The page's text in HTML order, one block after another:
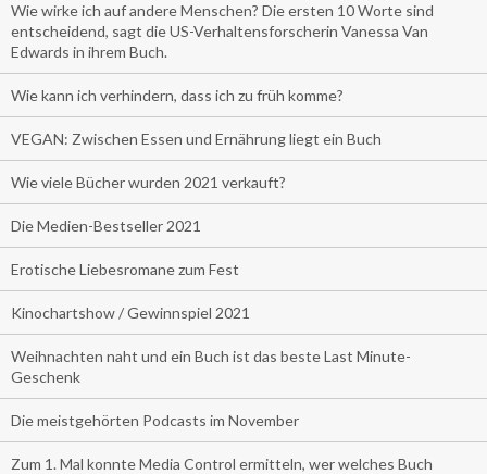
Wie wirke ich auf andere Menschen? Die ersten 10 Worte sind
entscheidend, sagt die US-Verhaltensforscherin Vanessa Van
Edwards in ihrem Buch.
Wie kann ich verhindern, dass ich zu früh komme?
VEGAN: Zwischen Essen und Ernährung liegt ein Buch
Wie viele Bücher wurden 2021 verkauft?
Die Medien-Bestseller 2021
Erotische Liebesromane zum Fest
Kinochartshow / Gewinnspiel 2021
Weihnachten naht und ein Buch ist das beste Last Minute-
Geschenk
Die meistgehörten Podcasts im November
Zum 1. Mal konnte Media Control ermitteln, wer welches Buch